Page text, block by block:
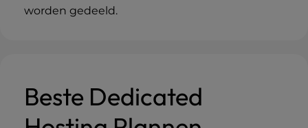
worden gedeeld.
Beste Dedicated